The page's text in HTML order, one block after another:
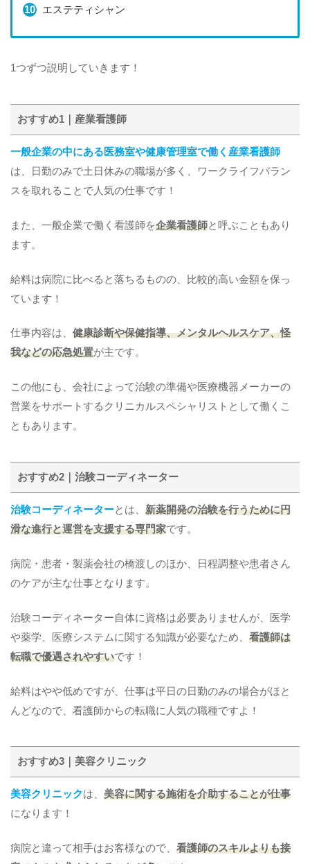
エステティシャン
1つずつ説明していきます！
おすすめ1｜産業看護師
一般企業の中にある医務室や健康管理室で働く産業看護師
は、日勤のみで土日休みの職場が多く、ワークライフバラン
スを取れることで人気の仕事です！
また、一般企業で働く看護師を企業看護師と呼ぶこともあり
ます。
給料は病院に比べると落ちるものの、比較的高い金額を保っ
ています！
仕事内容は、 健康診断や保健指導、メンタルヘルスケア、怪
我などの応急処置が主です。
この他にも、会社によって治験の準備や医療機器メーカーの
営業をサポートするクリニカルスペシャリストとして働くこ
ともあります。
おすすめ2｜治験コーディネーター
治験コーディネーターとは、 新薬開発の治験を行うために円
滑な進行と運営を支援する専門家です。
病院・患者・製薬会社の橋渡しのほか、日程調整や患者さん
のケアが主な仕事となります。
治験コーディネーター自体に資格は必要ありませんが、医学
や薬学、医療システムに関する知識が必要なため、 看護師は
転職で優遇されやすいです！
給料はやや低めですが、仕事は平日の日勤のみの場合がほと
んどなので、看護師からの転職に人気の職種ですよ！
おすすめ3｜美容クリニック
美容クリニックは、 美容に関する施術を介助することが仕事
になります！
病院と違って相手はお客様なので、 看護師のスキルよりも接